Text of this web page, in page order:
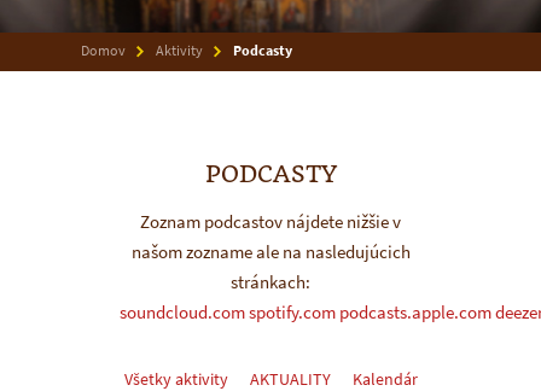
Domov Aktivity Podcasty
PODCASTY
Zoznam podcastov nájdete nižšie v
našom zozname ale na nasledujúcich
stránkach:
soundcloud.comspotify.com podcasts.apple.com
Všetky aktivity AKTUALITY
Kalendár